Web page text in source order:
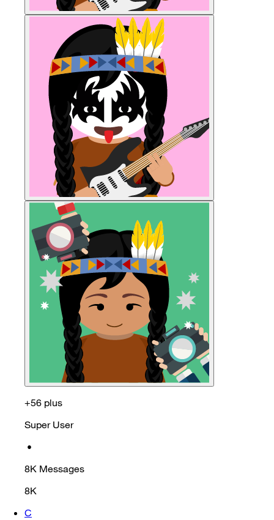
+56 plus
Super User
•
8K Messages
8K
C